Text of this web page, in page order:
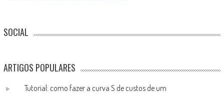
SOCIAL
ARTIGOS POPULARES
Tutorial: como fazer a curva S de custos de um